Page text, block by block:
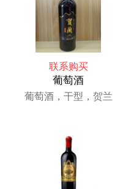
联系购买
葡萄酒
葡萄酒，干型，贺兰